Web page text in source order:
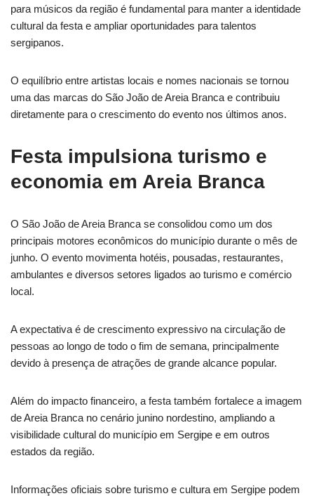
para músicos da região é fundamental para manter a identidade
cultural da festa e ampliar oportunidades para talentos
sergipanos.
O equilíbrio entre artistas locais e nomes nacionais se tornou
uma das marcas do São João de Areia Branca e contribuiu
diretamente para o crescimento do evento nos últimos anos.
Festa impulsiona turismo e
economia em Areia Branca
O São João de Areia Branca se consolidou como um dos
principais motores econômicos do município durante o mês de
junho. O evento movimenta hotéis, pousadas, restaurantes,
ambulantes e diversos setores ligados ao turismo e comércio
local.
A expectativa é de crescimento expressivo na circulação de
pessoas ao longo de todo o fim de semana, principalmente
devido à presença de atrações de grande alcance popular.
Além do impacto financeiro, a festa também fortalece a imagem
de Areia Branca no cenário junino nordestino, ampliando a
visibilidade cultural do município em Sergipe e em outros
estados da região.
Informações oficiais sobre turismo e cultura em Sergipe podem